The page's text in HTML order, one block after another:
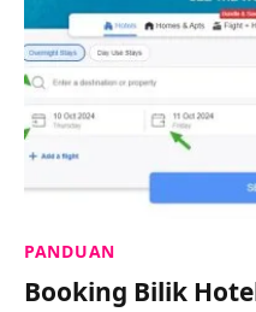
PANDUAN
Booking Bilik